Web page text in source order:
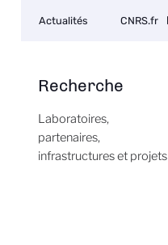
Recherche
Laboratoires,
partenaires,
infrastructures et projets
secondaire
Actualités CNRS.fr